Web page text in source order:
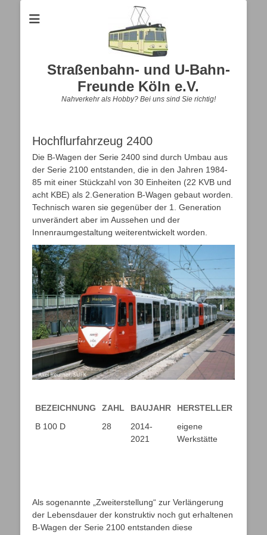
Straßenbahn- und U-Bahn-
Freunde Köln e.V.
Nahverkehr als Hobby? Bei uns sind Sie richtig!
Hochflurfahrzeug 2400
Die B-Wagen der Serie 2400 sind durch Umbau aus
der Serie 2100 entstanden, die in den Jahren 1984-
85 mit einer Stückzahl von 30 Einheiten (22 KVB und
acht KBE) als 2.Generation B-Wagen gebaut worden.
Technisch waren sie gegenüber der 1. Generation
unverändert aber im Aussehen und der
Innenraumgestaltung weiterentwickelt worden.
BEZEICHNUNG ZAHL BAUJAHR HERSTELLER
BEZEICHNUNG
ZAHL BAUJAHR HERSTELLER
B 100 D 28
2014-
2021
eigene
Werkstätte
Als sogenannte „Zweiterstellung“ zur Verlängerung
der Lebensdauer der konstruktiv noch gut erhaltenen
B-Wagen der Serie 2100 entstanden diese